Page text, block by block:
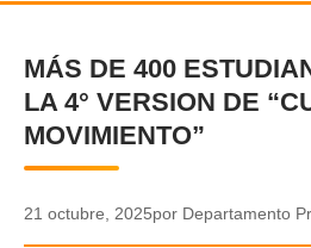
CRÓNICA
DEPORTES
ENTRETENIMIENTO Y CULTURA
✕
MÁS DE 400
LA 4° VERSION DE
MOVIMIENTO”
21 octubre, 2025por Departamento